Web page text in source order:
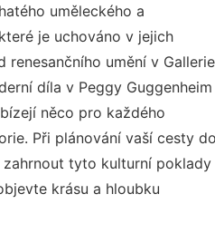
uměleckého a
je uchováno v jejich
renesančního umění v Gallerie
díla v Peggy Guggenheim
něco pro každého
Při plánování vaší cesty
zahrnout tyto kulturní poklady
krásu a hloubku